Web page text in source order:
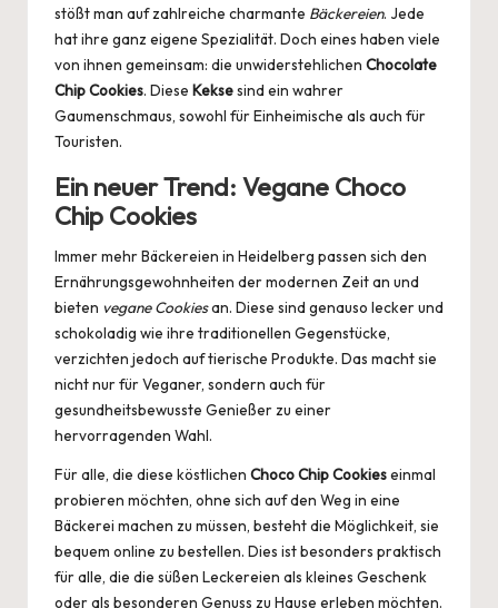
stößt man auf zahlreiche charmante Bäckereien. Jede
hat ihre ganz eigene Spezialität. Doch eines haben viele
von ihnen gemeinsam: die unwiderstehlichen Chocolate
Chip Cookies. Diese Keksesind ein wahrer
Gaumenschmaus, sowohl für Einheimische als auch für
Touristen.
Ein neuer Trend: Vegane Choco
Chip Cookies
Immer mehr Bäckereien in Heidelberg passen sich den
Ernährungsgewohnheiten der modernen Zeit an und
bieten vegane Cookiesan. Diese sind genauso lecker und
schokoladig wie ihre traditionellen Gegenstücke,
verzichten jedoch auf tierische Produkte. Das macht sie
nicht nur für Veganer, sondern auch für
gesundheitsbewusste Genießer zu einer
hervorragenden Wahl.
Für alle, die diese köstlichen Choco Chip Cookieseinmal
probieren möchten, ohne sich auf den Weg in eine
Bäckerei machen zu müssen, besteht die Möglichkeit, sie
bequem online zu bestellen. Dies ist besonders praktisch
für alle, die die süßen Leckereien als kleines Geschenk
oder als besonderen Genuss zu Hause erleben möchten.